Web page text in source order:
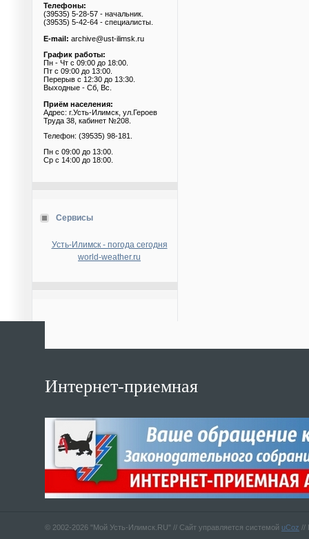
Телефоны:
(39535) 5-28-57 - начальник.
(39535) 5-42-64 - специалисты.
E-mail: archive@ust-ilimsk.ru
График работы:
Пн - Чт с 09:00 до 18:00.
Пт с 09:00 до 13:00.
Перерыв с 12:30 до 13:30.
Выходные - Сб, Вс.
Приём населения:
Адрес: г.Усть-Илимск, ул.Героев
Труда 38, кабинет №208.
Телефон: (39535) 98-181.
Пн с 09:00 до 13:00.
Ср с 14:00 до 18:00.
Сервисы
Усть-Илимск - погода сегодня
world-weather.ru
Интернет-приемная
© 2002-2026 "Мой Усть-Илимск.RU" // Сайт управляется системой uCoz //